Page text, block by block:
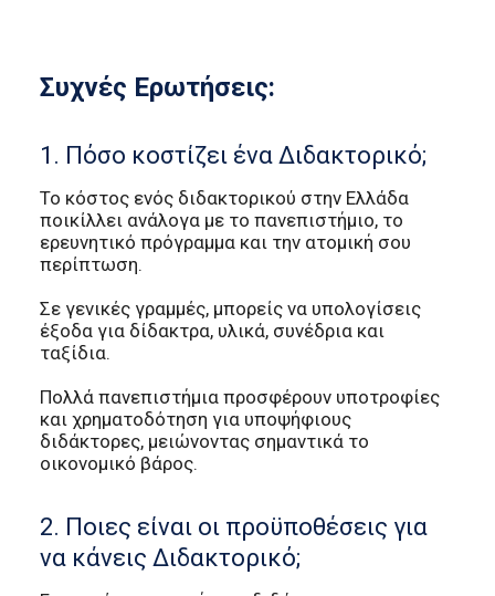
Συχνές Ερωτήσεις:
1. Πόσο κοστίζει ένα Διδακτορικό;
Το κόστος ενός διδακτορικού στην Ελλάδα
ποικίλλει ανάλογα με το πανεπιστήμιο, το
ερευνητικό πρόγραμμα και την ατομική σου
περίπτωση.
Σε γενικές γραμμές, μπορείς να υπολογίσεις
έξοδα για δίδακτρα, υλικά, συνέδρια και
ταξίδια.
Πολλά πανεπιστήμια προσφέρουν υποτροφίες
και χρηματοδότηση για υποψήφιους
διδάκτορες, μειώνοντας σημαντικά το
οικονομικό βάρος.
2. Ποιες είναι οι προϋποθέσεις για
να κάνεις Διδακτορικό;